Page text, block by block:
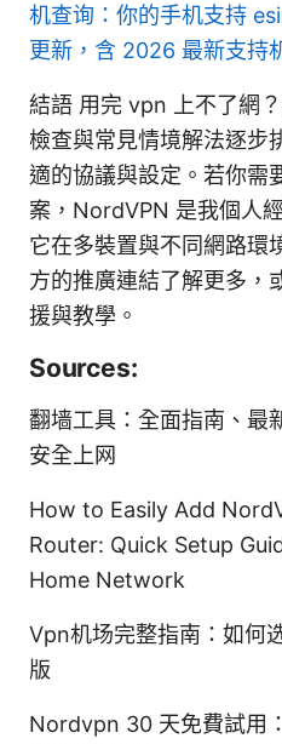
机查询：你的手机支持
更新，含 2026 最新支持
結語 用完 vpn 上不了網
檢查與常見情境解法逐步
適的協議與設定。若你需
案，NordVPN 是我個人
它在多裝置與不同網路環
方的推廣連結了解更多，
援與教學。
Sources:
翻墙工具：全面指南、最
安全上网
How to Easily Add
Router: Quick Setup
Home Network
Vpn机场完整指南：如何
版
Nordvpn 30 天免費試用